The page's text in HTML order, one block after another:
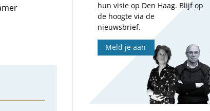
hun visie op Den Haag. Blijf op
de hoogte via de
nieuwsbrief.
Meld je aan